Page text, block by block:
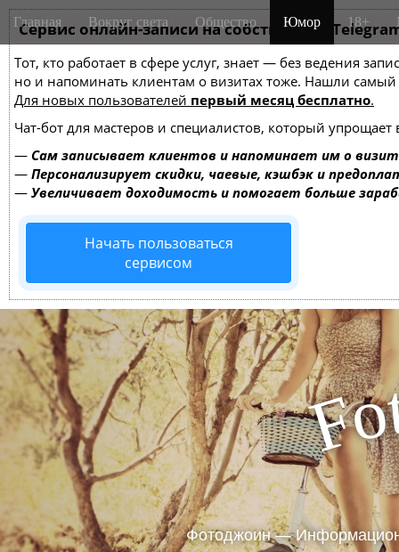
Сервис онлайн-записи на собственном
Тот, кто работает в сфере услуг, знает — без ведения
но и напоминать клиентам о визитах тоже. Нашли
Для новых пользователей первый месяц бесплатно.
Чат-бот для мастеров и специалистов, который упрощает
— Сам записывает клиентов и напоминает им о
— Персонализирует скидки, чаевые, кэшбэк и
— Увеличивает доходимость и помогает больше
Начать пользоваться
сервисом
M
a
n
m
e
n
u
i
Главная Вокруг света Общество Юмор 18+
Fo
Фотоджоин —